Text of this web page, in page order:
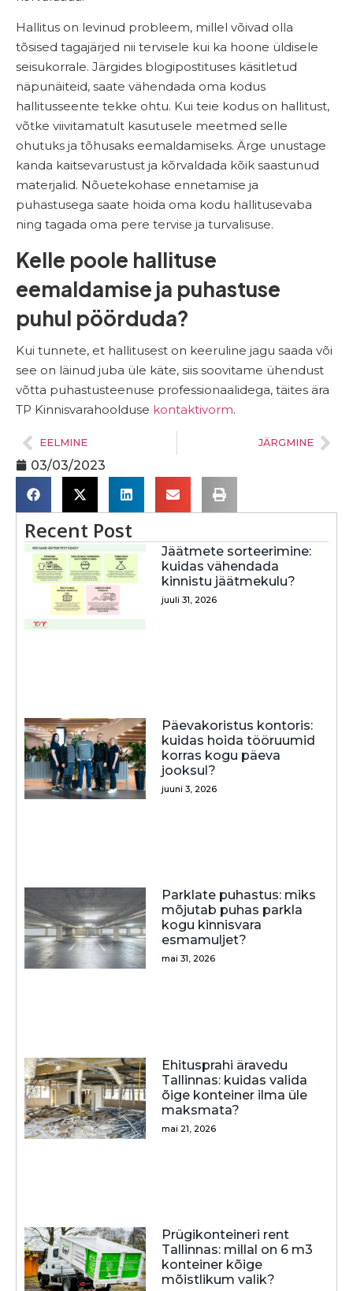
Hallitus on levinud probleem, millel võivad olla
tõsised tagajärjed nii tervisele kui ka hoone üldisele
seisukorrale. Järgides blogipostituses käsitletud
näpunäiteid, saate vähendada oma kodus
hallitusseente tekke ohtu. Kui teie kodus on hallitust,
võtke viivitamatult kasutusele meetmed selle
ohutuks ja tõhusaks eemaldamiseks. Ärge unustage
kanda kaitsevarustust ja kõrvaldada kõik saastunud
materjalid. Nõuetekohase ennetamise ja
puhastusega saate hoida oma kodu hallitusevaba
ning tagada oma pere tervise ja turvalisuse.
Kelle poole hallituse
eemaldamise ja puhastuse
puhul pöörduda?
Kui tunnete, et hallitusest on keeruline jagu saada või
see on läinud juba üle käte, siis soovitame ühendust
võtta puhastusteenuse professionaalidega, täites ära
TP Kinnisvarahoolduse kontaktivorm.
EELMINE JÄRGMINE
03/03/2023
Recent Post
Jäätmete sorteerimine:
kuidas vähendada
kinnistu jäätmekulu?
juuli 31, 2026
Päevakoristus kontoris:
kuidas hoida tööruumid
korras kogu päeva
jooksul?
juuni 3, 2026
Parklate puhastus: miks
mõjutab puhas parkla
kogu kinnisvara
esmamuljet?
mai 31, 2026
Ehitusprahi äravedu
Tallinnas: kuidas valida
õige konteiner ilma üle
maksmata?
mai 21, 2026
Prügikonteineri rent
Tallinnas: millal on 6 m3
konteiner kõige
mõistlikum valik?